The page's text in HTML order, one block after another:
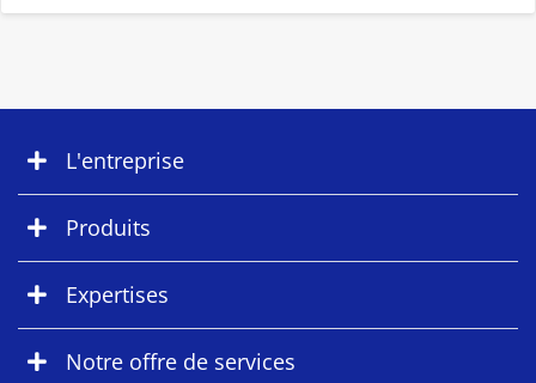
L'entreprise
Produits
Expertises
Notre offre de services